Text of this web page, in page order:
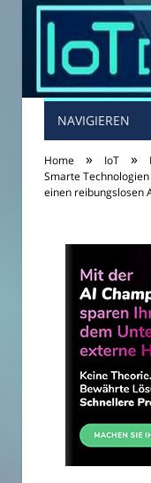
NAVIGIEREN
Home » IoT »
Smarte
einen reibungslosen